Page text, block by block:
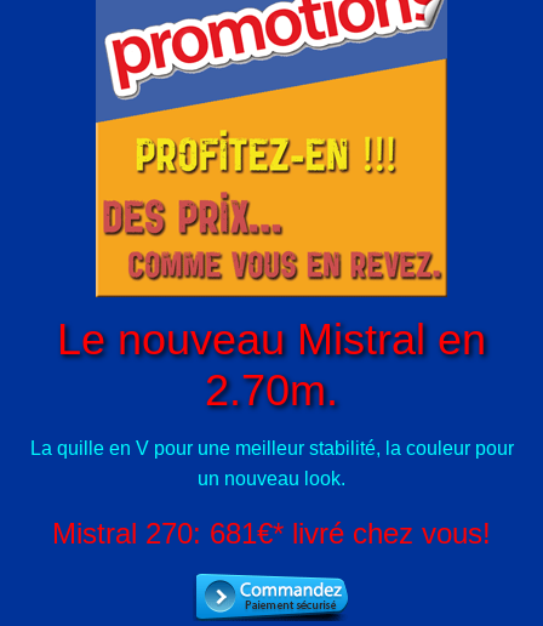
Le nouveau Mistral en
2.70m.
La quille en V pour une meilleur stabilité, la couleur pour
un nouveau look.
Mistral 270: 681€* livré chez vous!